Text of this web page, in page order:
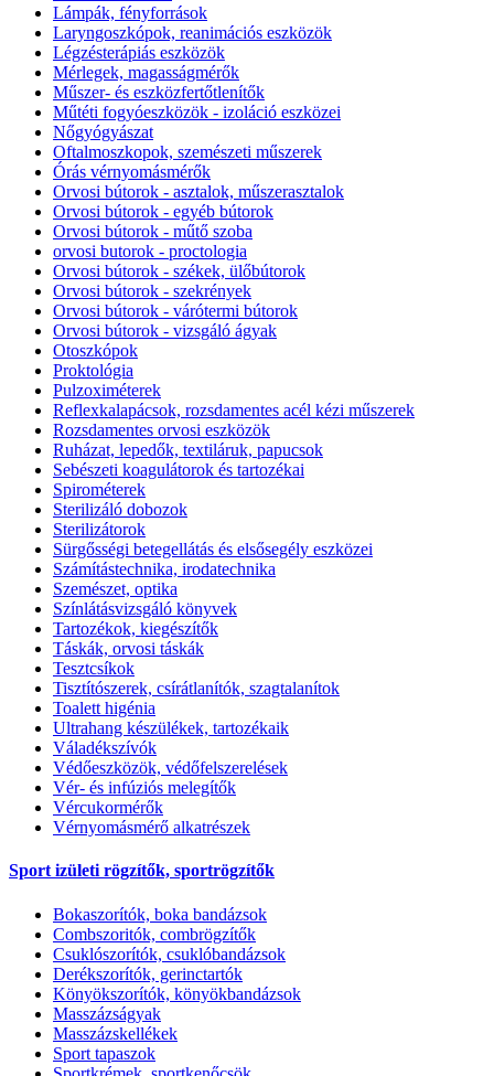
Lámpák, fényforrások
Laryngoszkópok, reanimációs eszközök
Légzésterápiás eszközök
Mérlegek, magasságmérők
Műszer- és eszközfertőtlenítők
Műtéti fogyóeszközök - izoláció eszközei
Nőgyógyászat
Oftalmoszkopok, szemészeti műszerek
Órás vérnyomásmérők
Orvosi bútorok - asztalok, műszerasztalok
Orvosi bútorok - egyéb bútorok
Orvosi bútorok - műtő szoba
orvosi butorok - proctologia
Orvosi bútorok - székek, ülőbútorok
Orvosi bútorok - szekrények
Orvosi bútorok - várótermi bútorok
Orvosi bútorok - vizsgáló ágyak
Otoszkópok
Proktológia
Pulzoximéterek
Reflexkalapácsok, rozsdamentes acél kézi műszerek
Rozsdamentes orvosi eszközök
Ruházat, lepedők, textiláruk, papucsok
Sebészeti koagulátorok és tartozékai
Spirométerek
Sterilizáló dobozok
Sterilizátorok
Sürgősségi betegellátás és elsősegély eszközei
Számítástechnika, irodatechnika
Szemészet, optika
Színlátásvizsgáló könyvek
Tartozékok, kiegészítők
Táskák, orvosi táskák
Tesztcsíkok
Tisztítószerek, csírátlanítók, szagtalanítok
Toalett higénia
Ultrahang készülékek, tartozékaik
Váladékszívók
Védőeszközök, védőfelszerelések
Vér- és infúziós melegítők
Vércukormérők
Vérnyomásmérő alkatrészek
Sport izületi rögzítők, sportrögzítők
Bokaszorítók, boka bandázsok
Combszoritók, combrögzítők
Csuklószorítók, csuklóbandázsok
Derékszorítók, gerinctartók
Könyökszorítók, könyökbandázsok
Masszázságyak
Masszázskellékek
Sport tapaszok